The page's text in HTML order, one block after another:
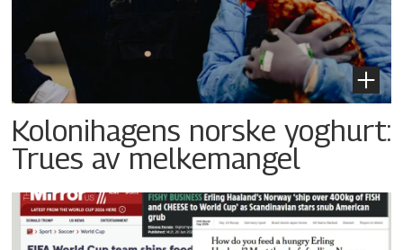
Kolonihagens norske yoghurt:
Trues av melkemangel